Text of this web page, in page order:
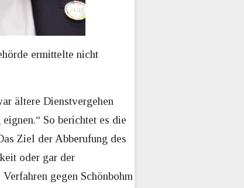
ermittelte nicht
ältere Dienstvergehen
So berichtet es die
Ziel der Abberufung des
oder gar der
gegen Schönbohm